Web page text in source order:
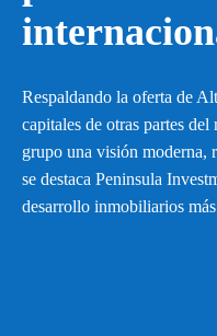
Respaldando la oferta de
capitales de otras partes
grupo una visión moderna,
se destaca Peninsula
desarrollo inmobiliarios